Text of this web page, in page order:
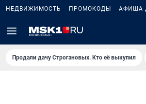
НЕДВИЖИМОСТЬ ПРОМОКОДЫ АФИША
Продали дачу Строгановых. Кто её выкупил